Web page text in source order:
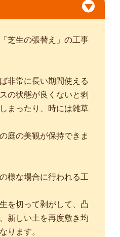
芝生の張替え」の工事
非常に長い期間使える
の状態が良くないと剥
まったり、時には雑草
庭の美観が保持できま
様な場合に行われる工
を切って剥がして、凸
新しい土を再度敷き均
ります。